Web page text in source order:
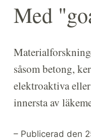
Med
såsom betong,
elektroaktiva
innersta av
– Publicerad den